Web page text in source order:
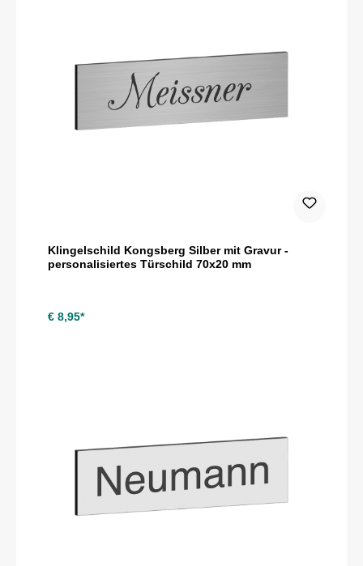
Klingelschild Kongsberg Silber mit Gravur -
personalisiertes Türschild 70x20 mm
€ 8,95*